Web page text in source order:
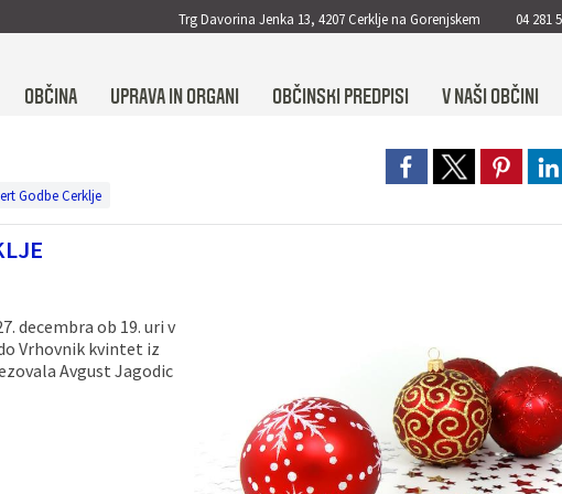
Trg Davorina Jenka 13, 4207 Cerklje na Gorenjskem 04 281
OBČINA UPRAVA IN ORGANI OBČINSKI PREDPISI V NAŠI OBČINI
Godbe Cerklje
decembra ob 19. uri v
Vrhovnik kvintet iz
Avgust Jagodic